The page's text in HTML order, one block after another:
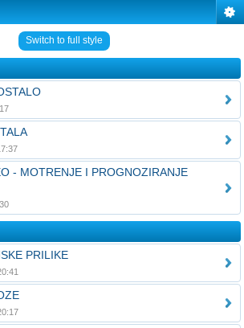
Switch to full style
- MOTRENJE I PROGNOZIRANJE
PRILIKE